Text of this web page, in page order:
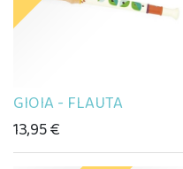
GIOIA - FLAUTA
13,95€